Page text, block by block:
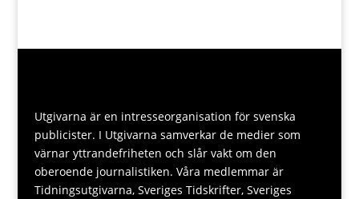
Utgivarna är en intresseorganisation för svenska
publicister. I Utgivarna samverkar de medier som
värnar yttrandefriheten och slår vakt om den
oberoende journalistiken. Våra medlemmar är
Tidningsutgivarna, Sveriges Tidskrifter, Sveriges